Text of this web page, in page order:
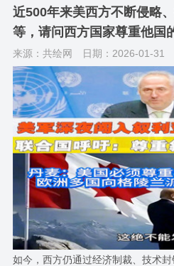
近500年来美西方不断侵略
等，请问西方国家尊重他国
来源：共绘网 日期：2026-01-31
如今，西方仍通过经济制裁、技术